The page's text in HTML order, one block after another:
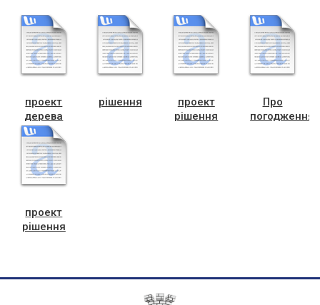
проект
дерева
школа№7
(1)
рішення
проект
рішення
Про
погодження
проект
рішення
на вивіз